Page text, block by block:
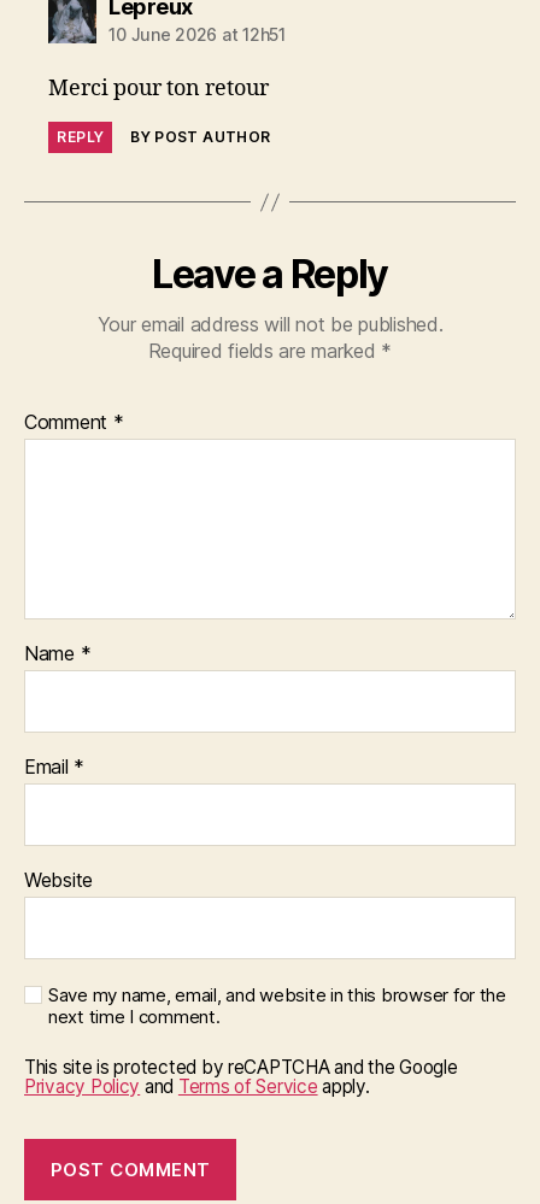
Lepreuxsays:
10 June 2026 at 12h51
Merci pour ton retour
REPLY BY POST AUTHOR
Leave a Reply
Your email address will not be published.
Required fields are marked *
Comment *
Name *
Email *
Website
Save my name, email, and website in this browser for the
next time I comment.
This site is protected by reCAPTCHA and the Google
Privacy Policy and Terms of Service apply.